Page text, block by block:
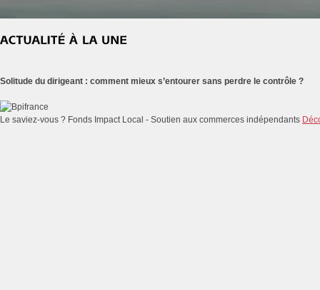
Solitude du dirigeant : comment mieux s’entourer sans perdre le contrôle ?
Le saviez-vous ? Fonds Impact Local - Soutien aux commerces indépendants